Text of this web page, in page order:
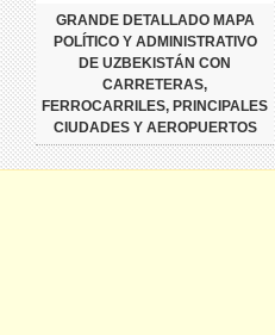
GRANDE DETALLADO MAPA
POLÍTICO Y ADMINISTRATIVO
DE UZBEKISTÁN CON
CARRETERAS,
FERROCARRILES, PRINCIPALES
CIUDADES Y AEROPUERTOS